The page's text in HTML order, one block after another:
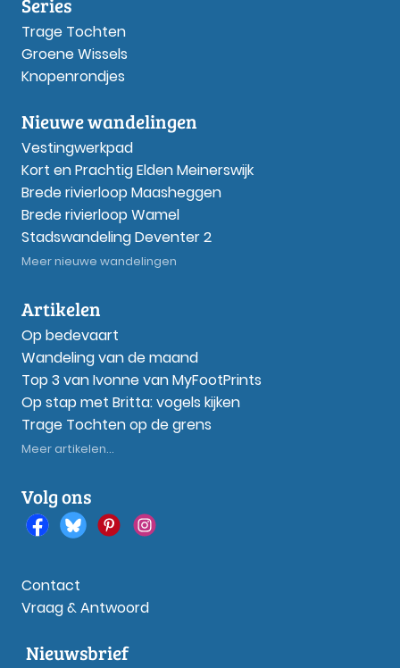
Trage Tochten
Groene Wissels
Knopenrondjes
Nieuwe wandelingen
Vestingwerkpad
Kort en Prachtig Elden Meinerswijk
Brede rivierloop Maasheggen
Brede rivierloop Wamel
Stadswandeling Deventer 2
Meer nieuwe wandelingen
Artikelen
Op bedevaart
Wandeling van de maand
Top 3 van Ivonne van MyFootPrints
Op stap met Britta: vogels kijken
Trage Tochten op de grens
Meer artikelen...
Volg ons
Contact
Vraag & Antwoord
Nieuwsbrief